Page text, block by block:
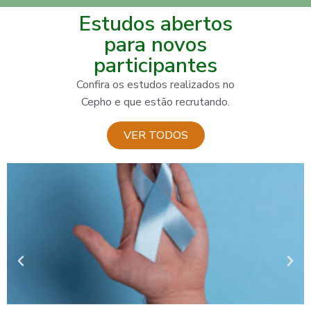
Estudos abertos
para novos
participantes
Confira os estudos realizados no
Cepho e que estão recrutando.
VER TODOS